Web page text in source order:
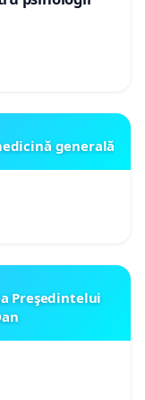
generală
Preşedintelui